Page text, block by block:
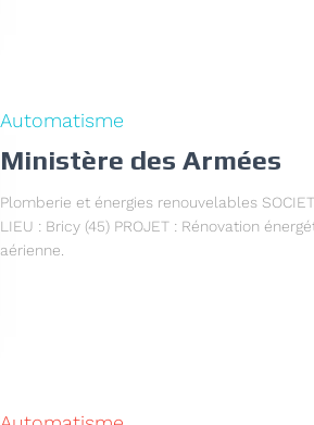
Automatisme
Ministère des Armées
Plomberie et énergies renouvelables
LIEU : Bricy (45) PROJET : Rénovation
aérienne.